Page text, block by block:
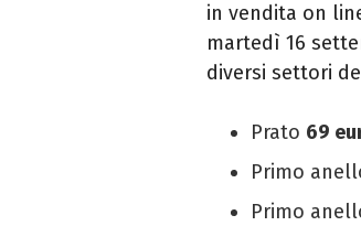
in vendita on
martedì 16
diversi settori
Prato 69
Primo
Primo